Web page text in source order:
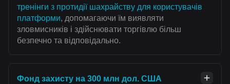
тренінги з протидії шахрайству для користувачів
платформи, допомагаючи їм виявляти
зловмисників і здійснювати торгівлю більш
безпечно та відповідально.
Фонд захисту на 300 млн дол. США